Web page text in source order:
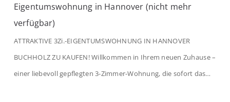
Eigentumswohnung in Hannover (nicht mehr
verfügbar)
ATTRAKTIVE 3Zi.-EIGENTUMSWOHNUNG IN HANNOVER
BUCHHOLZ ZU KAUFEN! Willkommen in Ihrem neuen Zuhause –
einer liebevoll gepflegten 3-Zimmer-Wohnung, die sofort das